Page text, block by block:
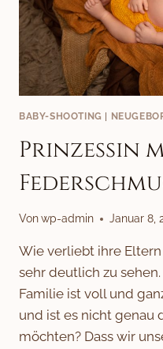
BABY-SHOOTING |
Prinzessin
Vonwp-admin Januar 8,
Wie verliebt ihre
sehr deutlich zu
Familie ist voll und
und ist es nicht genau
möchten? Dass wir